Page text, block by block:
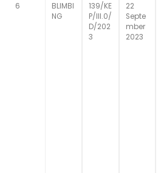
6
BLIMBI
NG
139/KE
P/III.0/
D/202
3
22
Septe
mber
2023